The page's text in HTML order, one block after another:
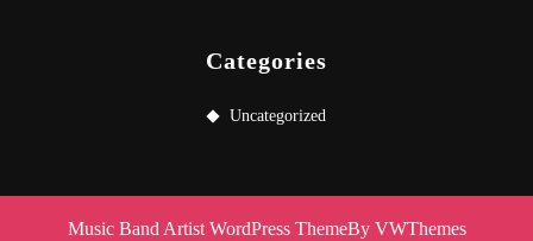
Categories
Uncategorized
Music Band Artist WordPress ThemeBy VWThemes